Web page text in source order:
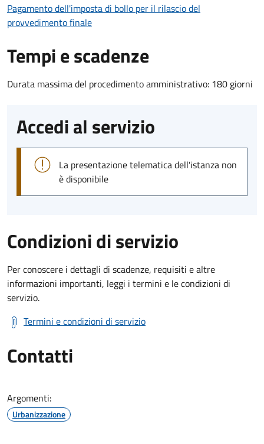
Pagamento dell'imposta di bollo per il rilascio del
provvedimento finale
Tempi e scadenze
Durata massima del procedimento amministrativo: 180 giorni
Accedi al servizio
La presentazione telematica dell'istanza non
è disponibile
Condizioni di servizio
Per conoscere i dettagli di scadenze, requisiti e altre
informazioni importanti, leggi i termini e le condizioni di
servizio.
Termini e condizioni di servizio
Contatti
Argomenti:
Urbanizzazione